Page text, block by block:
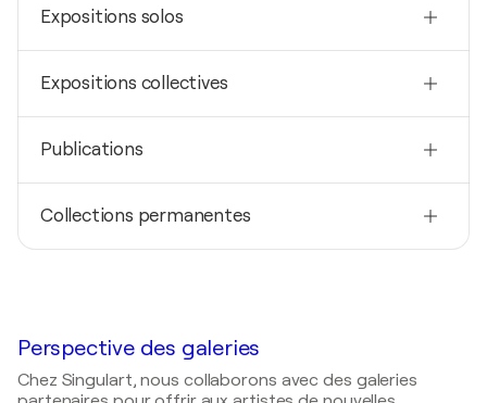
1961
North Earth Exhibition- Lauréat- obihiro hokkaido,
1998
Minister of Education Prize- Lauréat- Tokyo, Japon
"Poetry and fairy tale" illustration contest award-
Expositions solos
RIE KONO / Shonan Central Hospital - Kanagawa,
2018
Fantastic Symphony / Maebashi city - Gunma,
2009
Exhibition of Lobby / SOGETSU HALL - Tokyo,
Expositions collectives
collection exhibition / IKEDA MUSEUM OF 20TH
2012
Balloon Travel / Nakano Sunplaza - Tokyo, Japon
2003
Kanagawa, Japon
Publications
Singulart Magazine- A Day With: Rie Kono
2017
The Nisshin OilliO Group, Ltd.- Company Calendar
2006
Collections permanentes
Nakano Sunplaza, Japon
2010
Perspective des galeries
Chez Singulart, nous collaborons avec des galeries